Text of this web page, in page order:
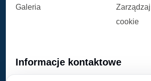
Galeria
cookie
Informacje kontaktowe